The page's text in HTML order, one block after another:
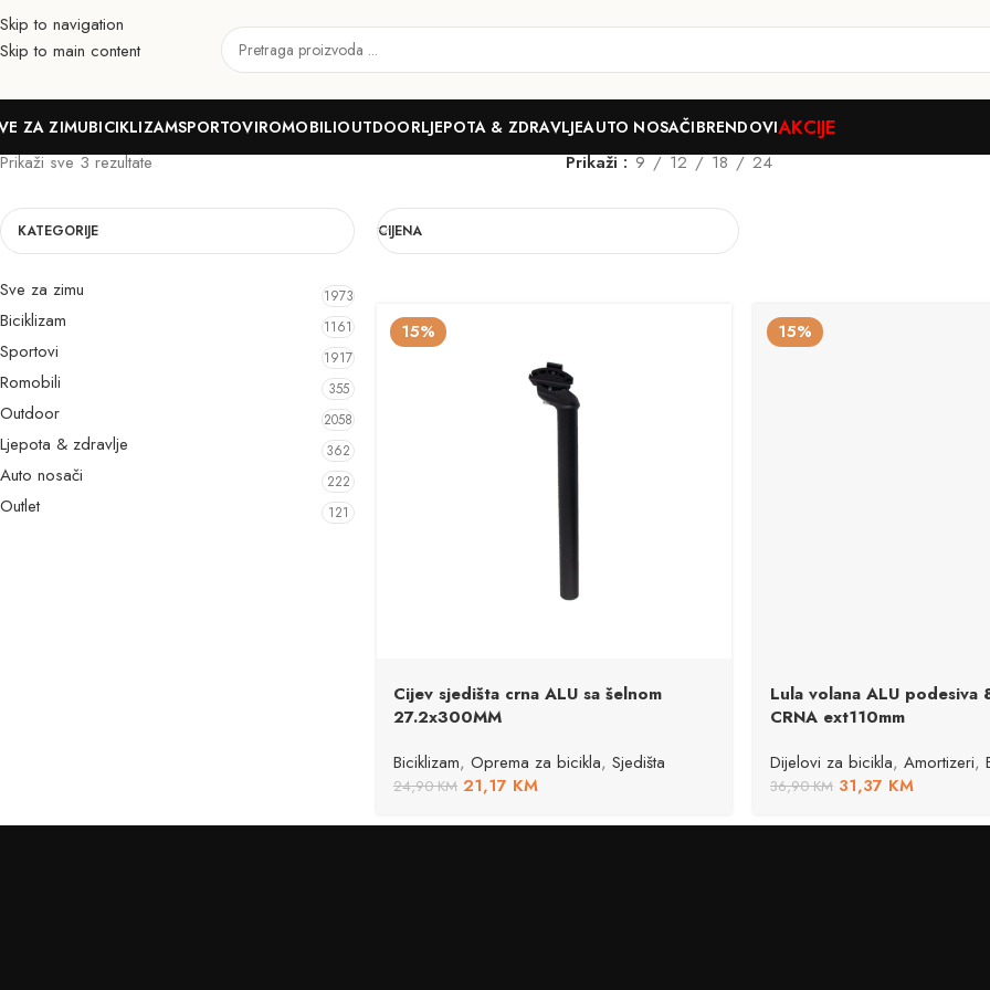
Skip to navigation
Skip to main content
ZA ZIMUBICIKLIZAMSPORTOVIROMOBILIOUTDOORLJEPOTA & ZDRAVLJEAUTO NOSAČIBRENDOVIAKCIJE
JIABO
Prikaži sve 3 rezultate Prikaži 9 12 18 24
KATEGORIJE
Sve za zimu 1973
Biciklizam 1161
Sportovi 1917
Romobili 355
Outdoor 2058
Ljepota & zdravlje 362
Auto nosači 222
Outlet 121
CIJENA
15%
Cijev sjedišta crna ALU sa šelnom
27.2x300MM
Biciklizam, Oprema za bicikla, Sjedišta
24,90KM 21,17 KM
15%
Lula volana ALU podesiva
CRNA ext110mm
Dijelovi za bicikla, Amortizeri,
36,90KM 31,37 KM